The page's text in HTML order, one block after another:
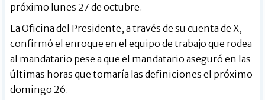
próximo lunes 27 de octubre.
La Oficina del Presidente, a través de su cuenta de X,
confirmó el enroque en el equipo de trabajo que rodea
al mandatario pese a que el mandatario aseguró en las
últimas horas que tomaría las definiciones el próximo
domingo 26.